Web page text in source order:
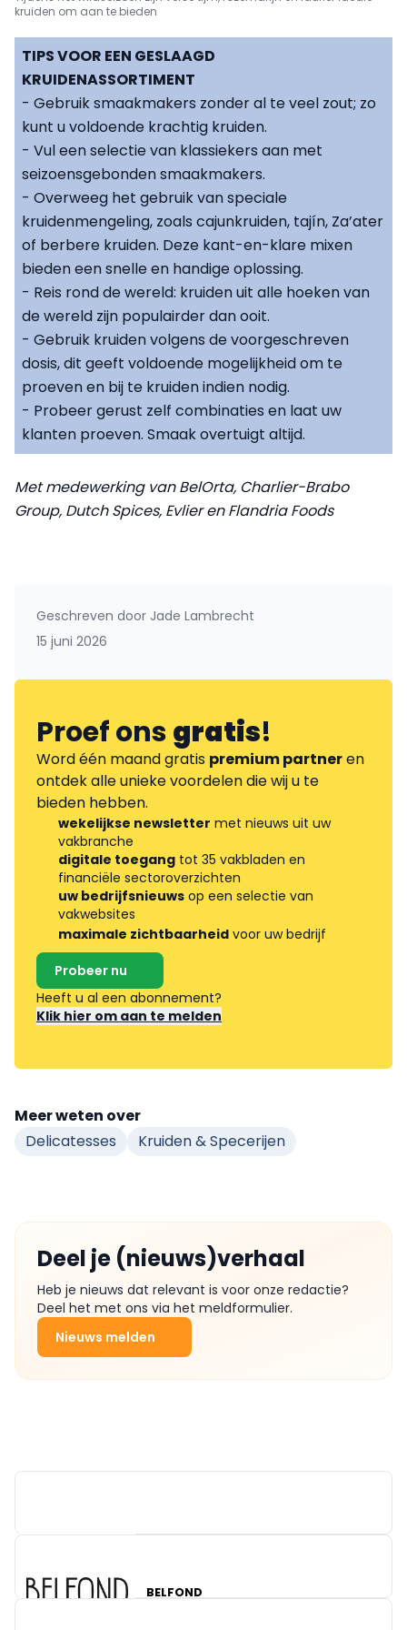
kruiden om aan te bieden
TIPS VOOR EEN GESLAAGD
KRUIDENASSORTIMENT
- Gebruik smaakmakers zonder al te veel zout; zo
kunt u voldoende krachtig kruiden.
- Vul een selectie van klassiekers aan met
seizoensgebonden smaakmakers.
- Overweeg het gebruik van speciale
kruidenmengeling, zoals cajunkruiden, tajín, Za’ater
of berbere kruiden. Deze kant-en-klare mixen
bieden een snelle en handige oplossing.
- Reis rond de wereld: kruiden uit alle hoeken van
de wereld zijn populairder dan ooit.
- Gebruik kruiden volgens de voorgeschreven
dosis, dit geeft voldoende mogelijkheid om te
proeven en bij te kruiden indien nodig.
- Probeer gerust zelf combinaties en laat uw
klanten proeven. Smaak overtuigt altijd.
Met medewerking van BelOrta, Charlier-Brabo
Group, Dutch Spices, Evlier en Flandria Foods
Geschreven door Jade Lambrecht
15 juni 2026
Proef onsgratis!
Word één maand gratis premium partneren
ontdek alle unieke voordelen die wij u te
bieden hebben.
wekelijkse newsletter met nieuws uit uw
vakbranche
digitale toegang tot 35 vakbladen en
financiële sectoroverzichten
uw bedrijfsnieuws op een selectie van
vakwebsites
maximale zichtbaarheid voor uw bedrijf
Probeer nu
Heeft u al een abonnement?
Klik hier om aan te melden
Meer weten over
Delicatesses
Kruiden & Specerijen
Deel je (nieuws)verhaal
Heb je nieuws dat relevant is voor onze redactie?
Deel het met ons via het meldformulier.
Nieuws melden
BELFOND